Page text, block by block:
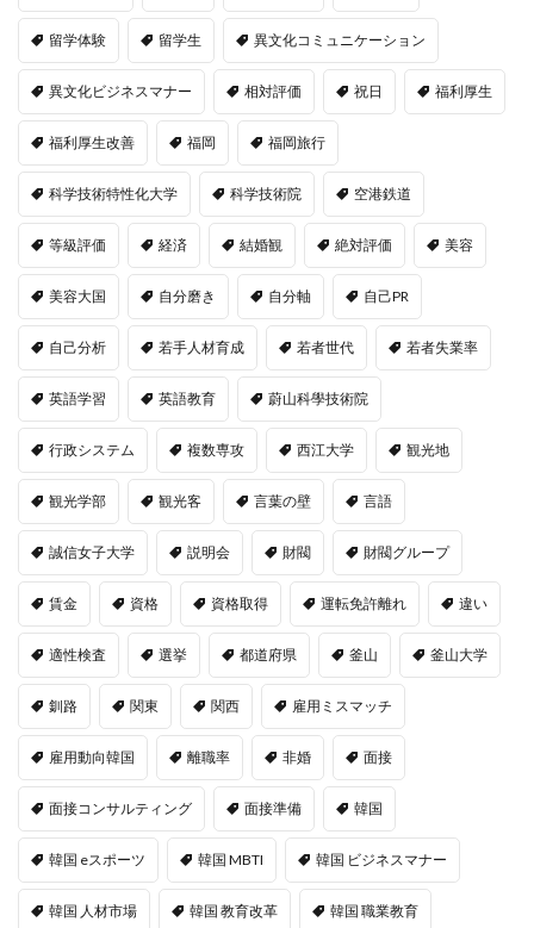
留学体験 留学生 異文化コミュニケーション
異文化ビジネスマナー 相対評価 祝日 福利厚生
福利厚生改善 福岡 福岡旅行
科学技術特性化大学 科学技術院 空港鉄道
等級評価 経済 結婚観 絶対評価 美容
美容大国 自分磨き 自分軸 自己PR
自己分析 若手人材育成 若者世代 若者失業率
英語学習 英語教育 蔚山科學技術院
行政システム 複数専攻 西江大学 観光地
観光学部 観光客 言葉の壁 言語
誠信女子大学 説明会 財閥 財閥グループ
賃金 資格 資格取得 運転免許離れ 違い
適性検査 選挙 都道府県 釜山 釜山大学
釧路 関東 関西 雇用ミスマッチ
雇用動向韓国 離職率 非婚 面接
面接コンサルティング 面接準備 韓国
韓国 eスポーツ 韓国 MBTI 韓国 ビジネスマナー
韓国 人材市場 韓国 教育改革 韓国 職業教育